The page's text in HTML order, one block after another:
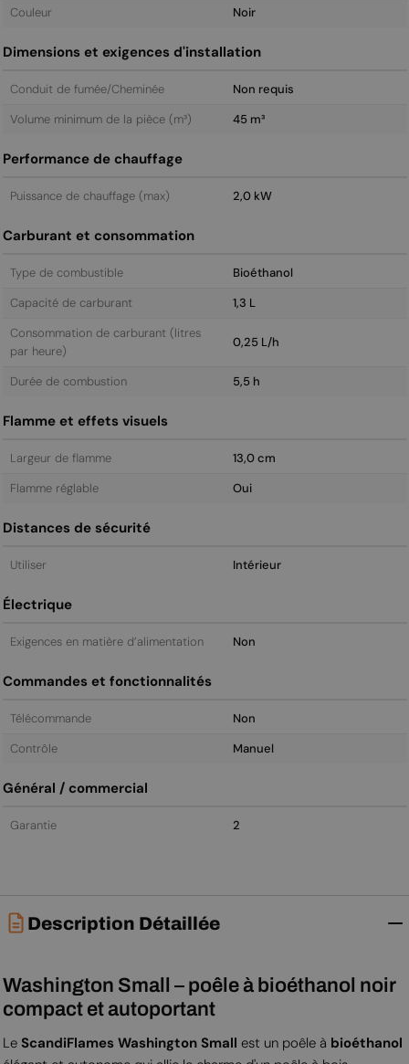
Couleur
Noir
Dimensions et exigences d'installation
Conduit de fumée/Cheminée
Non requis
Volume minimum de la pièce (m³)
45 m³
Performance de chauffage
Puissance de chauffage (max) 2,0 kW
Carburant et consommation
Type de combustible
Bioéthanol
Capacité de carburant
1,3 L
Consommation de carburant (litres
par heure)
0,25 L/h
Durée de combustion 5,5 h
Flamme et effets visuels
Largeur de flamme
13,0 cm
Flamme réglable
Oui
Distances de sécurité
Utiliser Intérieur
Électrique
Exigences en matière d’alimentation Non
Commandes et fonctionnalités
Télécommande
Non
Contrôle
Manuel
Général / commercial
Garantie 2
Description Détaillée
Washington Small – poêle à bioéthanol noir
compact et autoportant
Le ScandiFlames Washington Small est un poêle à bioéthanol